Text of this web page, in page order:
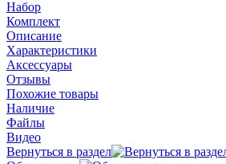
Набор
Комплект
Описание
Характеристики
Аксессуары
Отзывы
Похожие товары
Наличие
Файлы
Видео
Вернуться в раздел